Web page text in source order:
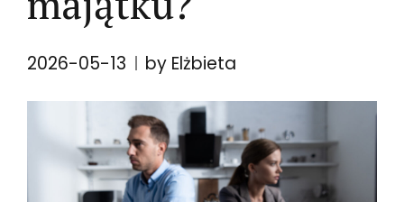
2026-05-13 by Elżbieta